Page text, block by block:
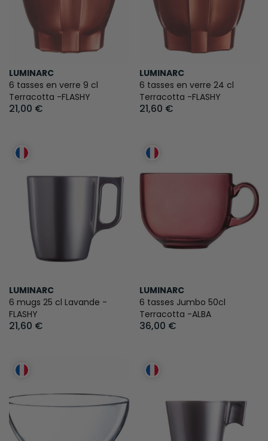
LUMINARC
6 tasses en verre 9 cl
Terracotta -FLASHY
21,00 €
LUMINARC
6 tasses en verre 24 cl
Terracotta -FLASHY
21,60 €
LUMINARC
6 mugs 25 cl Lavande -
FLASHY
21,60 €
LUMINARC
6 tasses Jumbo 50cl
Terracotta -ALBA
36,00 €